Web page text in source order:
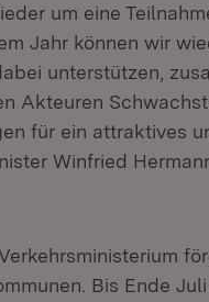
um eine
Jahr können wir
unterstützen,
Akteuren
für ein attraktives
Winfried
Bis Ende